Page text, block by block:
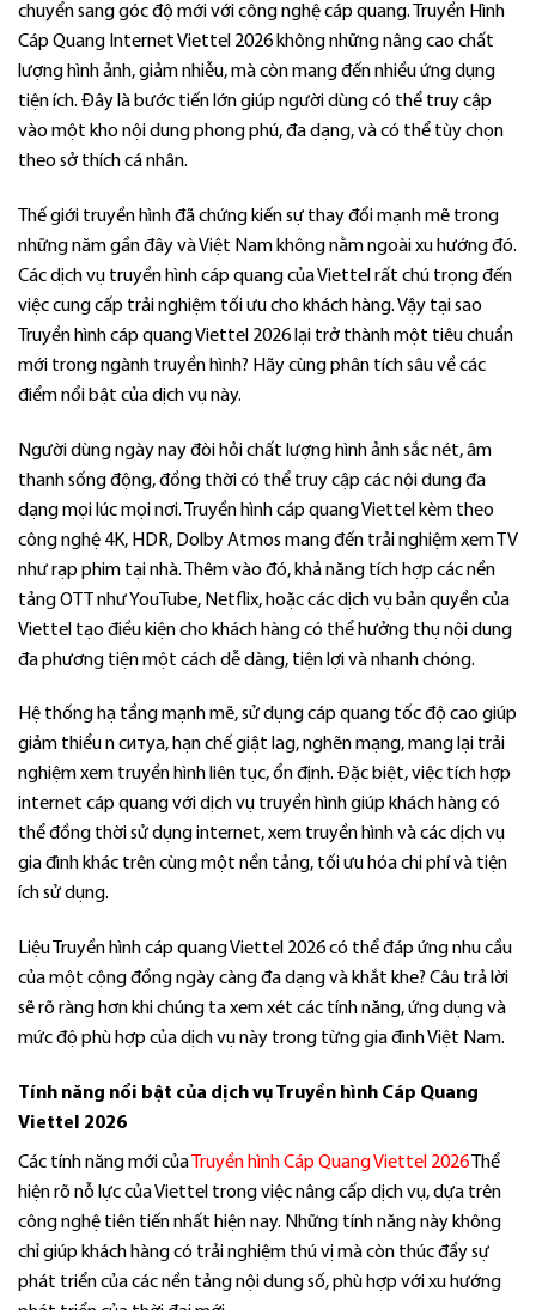
chuyển sang góc độ mới với công nghệ cáp quang. Truyền Hình
Cáp Quang Internet Viettel 2026 không những nâng cao chất
lượng hình ảnh, giảm nhiễu, mà còn mang đến nhiều ứng dụng
tiện ích. Đây là bước tiến lớn giúp người dùng có thể truy cập
vào một kho nội dung phong phú, đa dạng, và có thể tùy chọn
theo sở thích cá nhân.
Thế giới truyền hình đã chứng kiến sự thay đổi mạnh mẽ trong
những năm gần đây và Việt Nam không nằm ngoài xu hướng đó.
Các dịch vụ truyền hình cáp quang của Viettel rất chú trọng đến
việc cung cấp trải nghiệm tối ưu cho khách hàng. Vậy tại sao
Truyền hình cáp quang Viettel 2026 lại trở thành một tiêu chuẩn
mới trong ngành truyền hình? Hãy cùng phân tích sâu về các
điểm nổi bật của dịch vụ này.
Người dùng ngày nay đòi hỏi chất lượng hình ảnh sắc nét, âm
thanh sống động, đồng thời có thể truy cập các nội dung đa
dạng mọi lúc mọi nơi. Truyền hình cáp quang Viettel kèm theo
công nghệ 4K, HDR, Dolby Atmos mang đến trải nghiệm xem TV
như rạp phim tại nhà. Thêm vào đó, khả năng tích hợp các nền
tảng OTT như YouTube, Netflix, hoặc các dịch vụ bản quyền của
Viettel tạo điều kiện cho khách hàng có thể hưởng thụ nội dung
đa phương tiện một cách dễ dàng, tiện lợi và nhanh chóng.
Hệ thống hạ tầng mạnh mẽ, sử dụng cáp quang tốc độ cao giúp
giảm thiểu n ситуа, hạn chế giật lag, nghẽn mạng, mang lại trải
nghiệm xem truyền hình liên tục, ổn định. Đặc biệt, việc tích hợp
internet cáp quang với dịch vụ truyền hình giúp khách hàng có
thể đồng thời sử dụng internet, xem truyền hình và các dịch vụ
gia đình khác trên cùng một nền tảng, tối ưu hóa chi phí và tiện
ích sử dụng.
Liệu Truyền hình cáp quang Viettel 2026 có thể đáp ứng nhu cầu
của một cộng đồng ngày càng đa dạng và khắt khe? Câu trả lời
sẽ rõ ràng hơn khi chúng ta xem xét các tính năng, ứng dụng và
mức độ phù hợp của dịch vụ này trong từng gia đình Việt Nam.
Tính năng nổi bật của dịch vụ Truyền hình Cáp Quang
Viettel 2026
Các tính năng mới của Truyền hình Cáp Quang Viettel 2026 Thể
hiện rõ nỗ lực của Viettel trong việc nâng cấp dịch vụ, dựa trên
công nghệ tiên tiến nhất hiện nay. Những tính năng này không
chỉ giúp khách hàng có trải nghiệm thú vị mà còn thúc đẩy sự
phát triển của các nền tảng nội dung số, phù hợp với xu hướng